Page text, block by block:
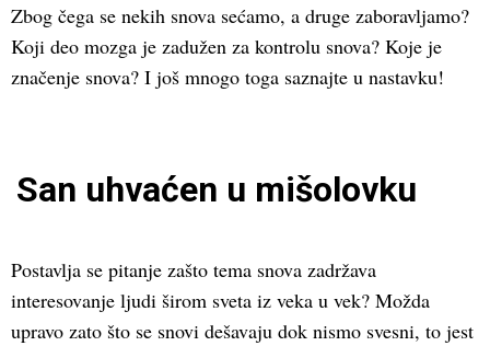
Zbog čega se nekih snova sećamo, a druge zaboravljamo?
Koji deo mozga je zadužen za kontrolu snova? Koje je
značenje snova? I još mnogo toga saznajte u nastavku!
San uhvaćen u mišolovku
Postavlja se pitanje zašto tema snova zadržava
interesovanje ljudi širom sveta iz veka u vek? Možda
upravo zato što se snovi dešavaju dok nismo svesni, to jest